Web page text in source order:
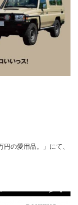
の愛用品。」にて、